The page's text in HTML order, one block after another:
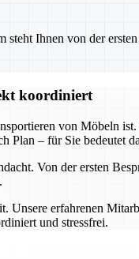
Ihnen von der
koordiniert
von Möbeln
Plan – für Sie bedeutet
Von der ersten
erfahrenen
und stressfrei.